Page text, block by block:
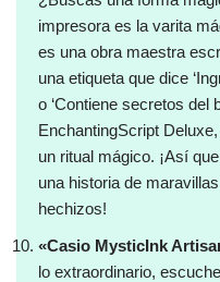
impresora es la varita
es una obra maestra
una etiqueta que dice
o ‘Contiene secretos del
EnchantingScript
un ritual mágico. ¡Así
una historia de
hechizos!
«Casio MysticInk
lo extraordinario,